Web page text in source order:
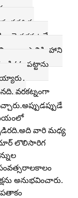
సహాయ
మైనరగుటచే
విధ్యాభ్యాసానికి హాని
పట్టాను
వరకట్నంగా
వారి మధ్య
లొలిసారిగ
అనుభవించారు.